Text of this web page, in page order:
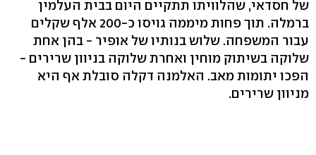
של חסדאי, שהלוויתו תתקיים היום בבית העלמין
ברמלה. תוך פחות מיממה גויסו כ-200 אלף שקלים
עבור המשפחה. שלוש בנותיו של אופיר - בהן אחת
שלוקה בשיתוק מוחין ואחרת שלוקה בניוון שרירים -
הפכו יתומות מאב. האלמנה דקלה סובלת אף היא
מניוון שרירים.